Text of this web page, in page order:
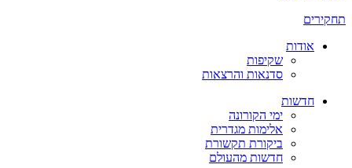
תחקירים
אודות
שקיפות
סדנאות והרצאות
חדשות
ימי הקורונה
אלימות מגדרית
ביקורת תקשורת
חדשות מהעולם